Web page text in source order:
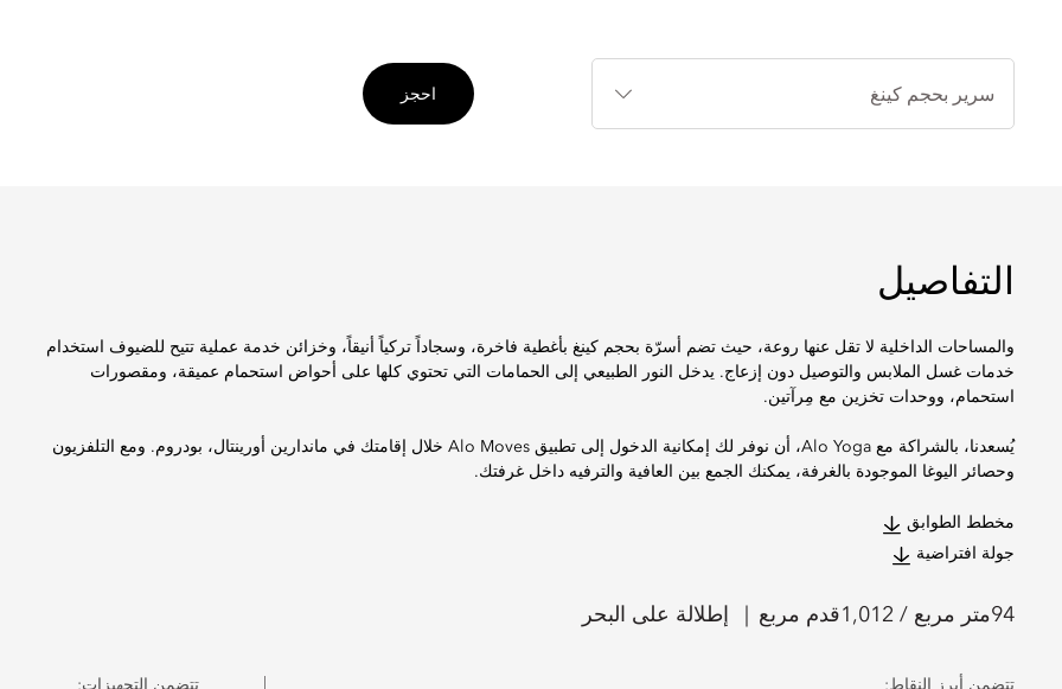
أنواع
احجز
التفاصيل
والمساحات الداخلية لا تقل عنها روعة، حيث تضم أسرّة بحجم كينغ بأغطية فاخرة، وسجاداً تركياً أنيقاً، وخزائن خدمة عملية تتيح للضيوف استخدام
خدمات غسل الملابس والتوصيل دون إزعاج. يدخل النور الطبيعي إلى الحمامات التي تحتوي كلها على أحواض استحمام عميقة، ومقصورات
استحمام، ووحدات تخزين مع مِرآتين.
يُسعدنا، بالشراكة مع Alo Yoga، أن نوفر لك إمكانية الدخول إلى تطبيق Alo Moves خلال إقامتك في ماندارين أورينتال، بودروم. ومع التلفزيون
وحصائر اليوغا الموجودة بالغرفة، يمكنك الجمع بين العافية والترفيه داخل غرفتك.
مخطط الطوابق
جولة افتراضية
94متر مربع / 1,012قدم مربع إطلالة على البحر
تتضمن أبرز النقاط: تتضمن التجهيزات: